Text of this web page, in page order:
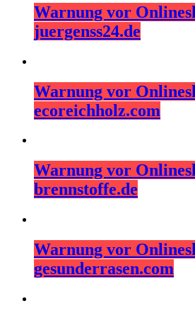
Warnung vor
juergenss24.de
Warnung vor
ecoreichholz.com
Warnung vor
brennstoffe.de
Warnung vor
gesunderrasen.com